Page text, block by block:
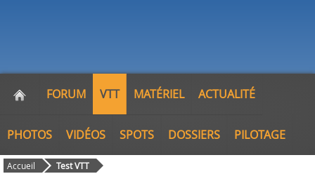
FORUM VTT MATÉRIEL ACTUALITÉ
PHOTOS VIDÉOS SPOTS DOSSIERS PILOTAGE
Accueil Test VTT